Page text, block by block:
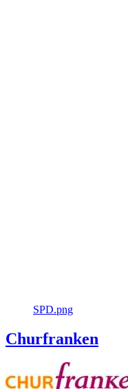
SPD.png
Churfranken